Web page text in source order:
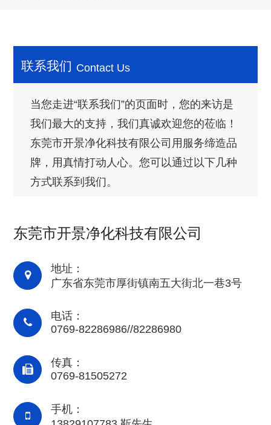
联系我们 Contact Us
当您走进“联系我们”的页面时，您的来访是
我们最大的支持，我们真诚欢迎您的莅临！
东莞市开景净化科技有限公司用服务缔造品
牌，用真情打动人心。您可以通过以下几种
方式联系到我们。
东莞市开景净化科技有限公司
地址：
广东省东莞市厚街镇南五大街北一巷3号
电话：
0769-82286986//82286980
传真：
0769-81505272
手机：